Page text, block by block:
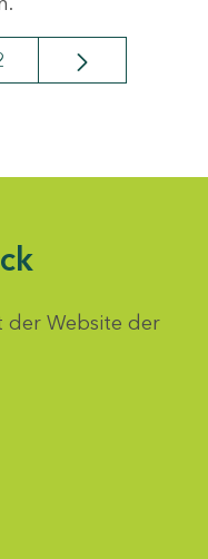
der Website der
auswählen